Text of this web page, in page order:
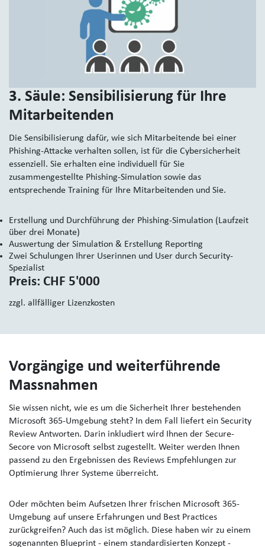
3. Säule: Sensibilisierung für Ihre
Mitarbeitenden
Die Sensibilisierung dafür, wie sich Mitarbeitende bei einer
Phishing-Attacke verhalten sollen, ist für die Cybersicherheit
essenziell. Sie erhalten eine individuell für Sie
zusammengestellte Phishing-Simulation sowie das
entsprechende Training für Ihre Mitarbeitenden und Sie.
Erstellung und Durchführung der Phishing-Simulation (Laufzeit
über drei Monate)
Auswertung der Simulation & Erstellung Reporting
Zwei Schulungen Ihrer Userinnen und User durch Security-
Spezialist
Preis: CHF 5'000
zzgl. allfälliger Lizenzkosten
Vorgängige und weiterführende
Massnahmen
Sie wissen nicht, wie es um die Sicherheit Ihrer bestehenden
Microsoft 365-Umgebung steht? In dem Fall liefert ein Security
Review Antworten. Darin inkludiert wird Ihnen der Secure-
Secore von Microsoft selbst zugestellt. Weiter werden Ihnen
passend zu den Ergebnissen des Reviews Empfehlungen zur
Optimierung Ihrer Systeme überreicht.
Oder möchten beim Aufsetzen Ihrer frischen Microsoft 365-
Umgebung auf unsere Erfahrungen und Best Practices
zurückgreifen? Auch das ist möglich. Diese haben wir zu einem
sogenannten Blueprint - einem standardisierten Konzept -